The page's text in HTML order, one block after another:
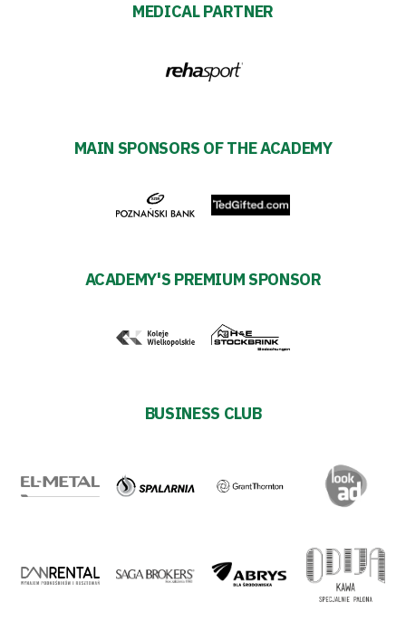
MEDICAL PARTNER
MAIN SPONSORS OF THE ACADEMY
ACADEMY'S PREMIUM SPONSOR
BUSINESS CLUB